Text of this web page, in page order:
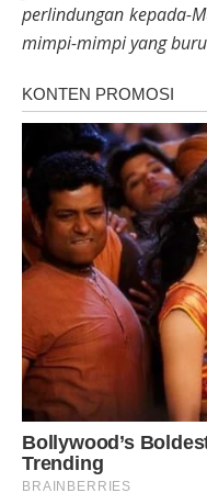
perlindungan kepada-
mimpi-mimpi yang